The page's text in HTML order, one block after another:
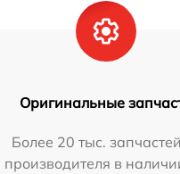
Оригинальные
Более 20 тыс.
производителя в